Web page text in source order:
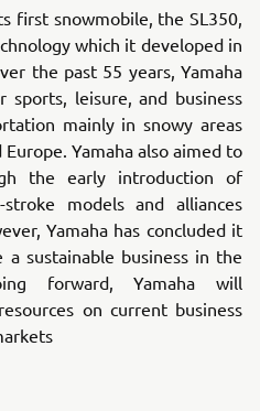
first snowmobile, the SL350,
which it developed in
the past 55 years, Yamaha
sports, leisure, and business
mainly in snowy areas
Yamaha also aimed to
the early introduction of
models and alliances
Yamaha has concluded it
sustainable business in the
forward, Yamaha will
on current business